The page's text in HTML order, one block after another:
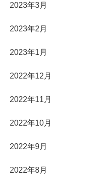
2023年3月
2023年2月
2023年1月
2022年12月
2022年11月
2022年10月
2022年9月
2022年8月